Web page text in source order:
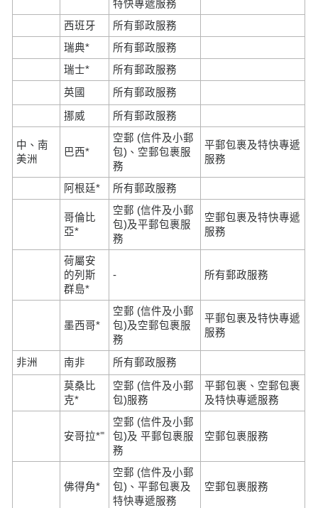
特快專遞服務
西班牙
所有郵政服務
瑞典*
所有郵政服務
瑞士*
所有郵政服務
英國
所有郵政服務
挪威 所有郵政服務
中、南
美洲
巴西*
空郵 (信件及小郵
包)、空郵包裹服
務
平郵包裹及特快專遞
服務
阿根廷* 所有郵政服務
哥倫比
亞*
空郵 (信件及小郵
包)及平郵包裹服
務
空郵包裹及特快專遞
服務
荷屬安
的列斯
群島*
- 所有郵政服務
墨西哥*
空郵 (信件及小郵
包)及空郵包裹服
務
平郵包裹及特快專遞
服務
非洲 南非 所有郵政服務
莫桑比
克*
空郵 (信件及小郵
包)服務
平郵包裹、空郵包裹
及特快專遞服務
安哥拉*=
空郵 (信件及小郵
包)及 平郵包裹服
務
空郵包裹服務
佛得角*
空郵 (信件及小郵
包)、平郵包裹及
特快專遞服務
空郵包裹服務